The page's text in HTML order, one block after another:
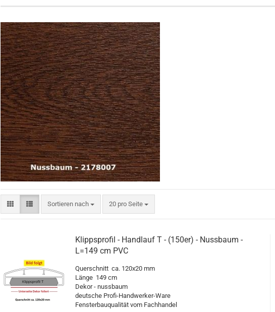
Sortieren nach
Sortieren nach 20 pro Seite
pro Seite
Klippsprofil - Handlauf T - (150er) - Nussbaum -
L=149 cm PVC
Querschnitt ca. 120x20 mm
Länge 149 cm
Dekor - nussbaum
deutsche Profi-Handwerker-Ware
Fensterbauqualität vom Fachhandel